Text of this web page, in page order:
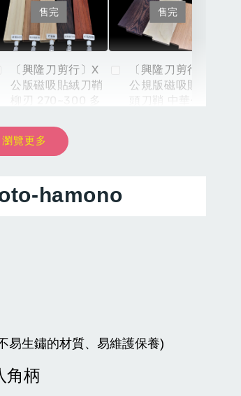
售完
〔興隆刀剪行〕X
公版磁吸貼絨刀鞘
柳刃 270~300 多
999
售完
〔興隆刀剪行〕X
公規版磁吸貼絨木
頭刀鞘 中華包丁 6
NT$ 9,999
購彩圖壓克力鞘
瀏覽更多
hamono
易生鏽的材質、易維護保養)
角柄